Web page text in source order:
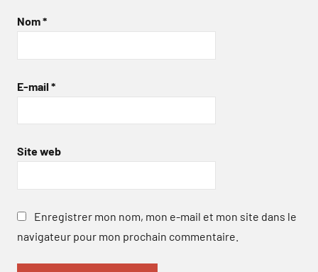
Nom*
E-mail *
Site web
Enregistrer mon nom, mon e-mail et mon site dans le
navigateur pour mon prochain commentaire.